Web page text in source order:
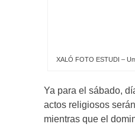
XALÓ FOTO ESTUDI –
Ya para el sábado,
actos religiosos
mientras que el